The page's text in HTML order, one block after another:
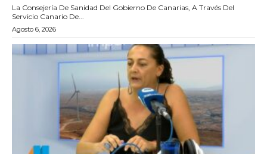
La Consejería De Sanidad Del Gobierno De Canarias, A Través Del
Servicio Canario De...
Agosto 6, 2026